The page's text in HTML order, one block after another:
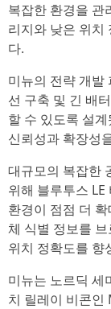
복잡한 환경을 관
리지와 낮은 위치
다.
미뉴의 전략 개
선 구축 및 긴 배
할 수 있도록 설
신뢰성과 확장성
대규모의 복잡한
위해 블루투스
환경이 점점 더
체 식별 정보를
위치 정확도를 향
미뉴는 노르딕 세
치 릴레이 비콘인